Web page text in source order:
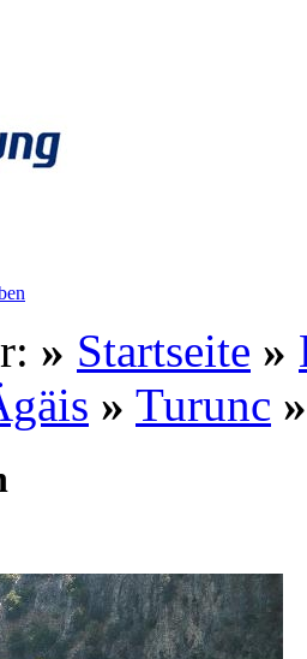
» Startseite »
» Turunc